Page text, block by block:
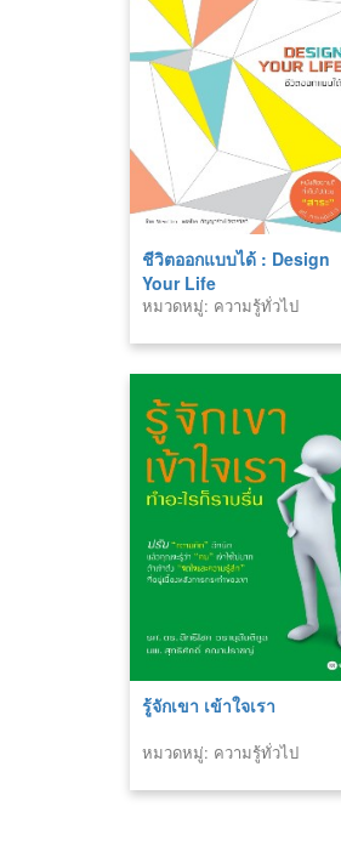
ชีวิตออกแบบได้ : Design
Your Life
หมวดหมู่: ความรู้ทั่วไป
รู้จักเขา เข้าใจเรา
หมวดหมู่: ความรู้ทั่วไป